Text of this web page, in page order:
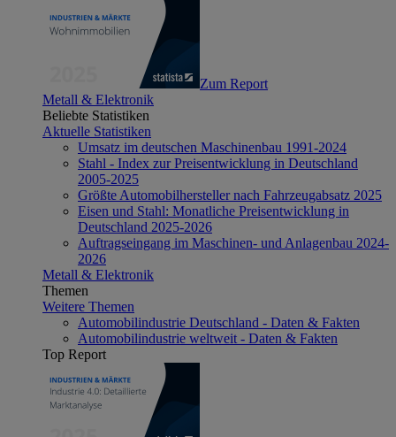
Zum Report
Metall & Elektronik
Beliebte Statistiken
Aktuelle Statistiken
Umsatz im deutschen Maschinenbau 1991-2024
Stahl - Index zur Preisentwicklung in Deutschland
2005-2025
Größte Automobilhersteller nach Fahrzeugabsatz 2025
Eisen und Stahl: Monatliche Preisentwicklung in
Deutschland 2025-2026
Auftragseingang im Maschinen- und Anlagenbau 2024-
2026
Metall & Elektronik
Themen
Weitere Themen
Automobilindustrie Deutschland - Daten & Fakten
Automobilindustrie weltweit - Daten & Fakten
Top Report